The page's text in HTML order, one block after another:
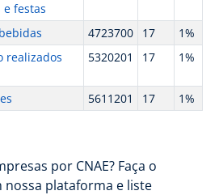
e festas
4723700 17
1%
realizados
5320201 17 1%
5611201 17 1%
por CNAE? Faça o
plataforma e liste